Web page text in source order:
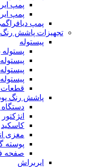
پمپ
پمپ
پمپ
تجهیزات پاشش رنگ
پیستوله
پستوله
قطعات
پاشش رنگ
انژکتور
کاسکید
مغزی
پوسته
صفحه
ایربراش